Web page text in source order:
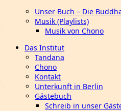
Unser Buch – Die
Musik (Playlists)
Musik von Chono
Das Institut
Tandana
Chono
Kontakt
Unterkunft in Berlin
Gästebuch
Schreib in unser